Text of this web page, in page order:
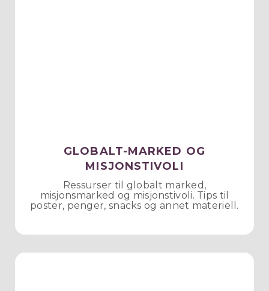
GLOBALT-MARKED OG
MISJONSTIVOLI
Ressurser til globalt marked,
misjonsmarked og misjonstivoli. Tips til
poster, penger, snacks og annet materiell.